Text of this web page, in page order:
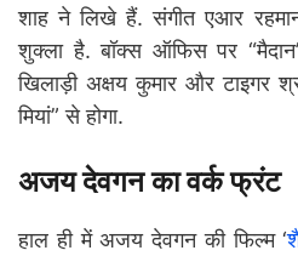
शाह ने लिखे हैं. संगीत एआर
शुक्ला है. बॉक्स ऑफिस पर
खिलाड़ी अक्षय कुमार और टाइगर
मियां” से होगा.
अजय देवगन का वर्क फ्रंट
हाल ही में अजय देवगन की फिल्म ‘